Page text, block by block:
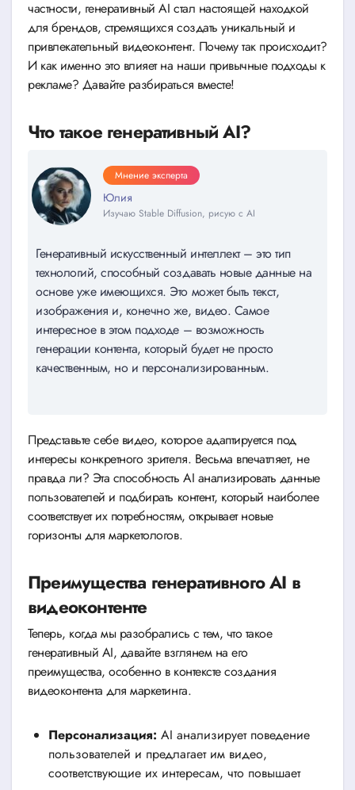
частности, генеративный AI стал настоящей находкой
для брендов, стремящихся создать уникальный и
привлекательный видеоконтент. Почему так происходит?
И как именно это влияет на наши привычные подходы к
рекламе? Давайте разбираться вместе!
Что такое генеративный AI?
Мнение эксперта
Юлия
Изучаю Stable Diffusion, рисую с AI
Генеративный искусственный интеллект – это тип
технологий, способный создавать новые данные на
основе уже имеющихся. Это может быть текст,
изображения и, конечно же, видео. Самое
интересное в этом подходе – возможность
генерации контента, который будет не просто
качественным, но и персонализированным.
Представьте себе видео, которое адаптируется под
интересы конкретного зрителя. Весьма впечатляет, не
правда ли? Эта способность AI анализировать данные
пользователей и подбирать контент, который наиболее
соответствует их потребностям, открывает новые
горизонты для маркетологов.
Преимущества генеративного AI в
видеоконтенте
Теперь, когда мы разобрались с тем, что такое
генеративный AI, давайте взглянем на его
преимущества, особенно в контексте создания
видеоконтента для маркетинга.
Персонализация: AI анализирует поведение
пользователей и предлагает им видео,
соответствующие их интересам, что повышает